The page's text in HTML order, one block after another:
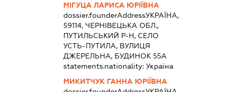
МІГУЦА ЛАРИСА ЮРІЇВНА
dossier.founderAddressУКРАЇНА,
59114, ЧЕРНІВЕЦЬКА ОБЛ.,
ПУТИЛЬСЬКИЙ Р-Н, СЕЛО
УСТЬ-ПУТИЛА, ВУЛИЦЯ
ДЖЕРЕЛЬНА, БУДИНОК 55А
statements.nationality: Україна
МИКИТЧУК ГАННА ЮРІЇВНА